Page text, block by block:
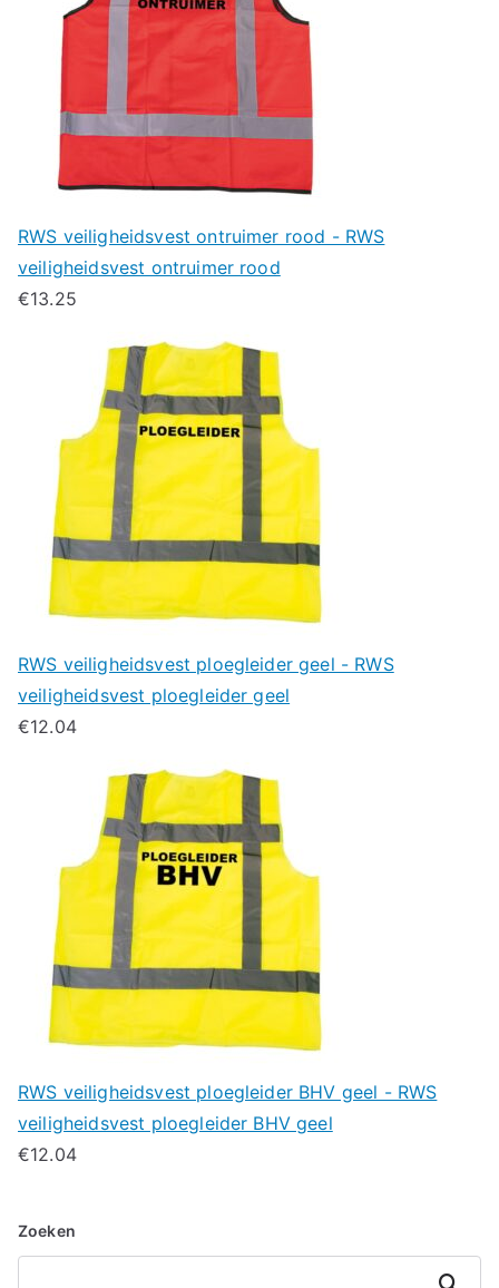
RWS veiligheidsvest ontruimer rood - RWS
veiligheidsvest ontruimer rood
€13.25
RWS veiligheidsvest ploegleider geel - RWS
veiligheidsvest ploegleider geel
€12.04
RWS veiligheidsvest ploegleider BHV geel - RWS
veiligheidsvest ploegleider BHV geel
€12.04
Zoeken
Zoeken